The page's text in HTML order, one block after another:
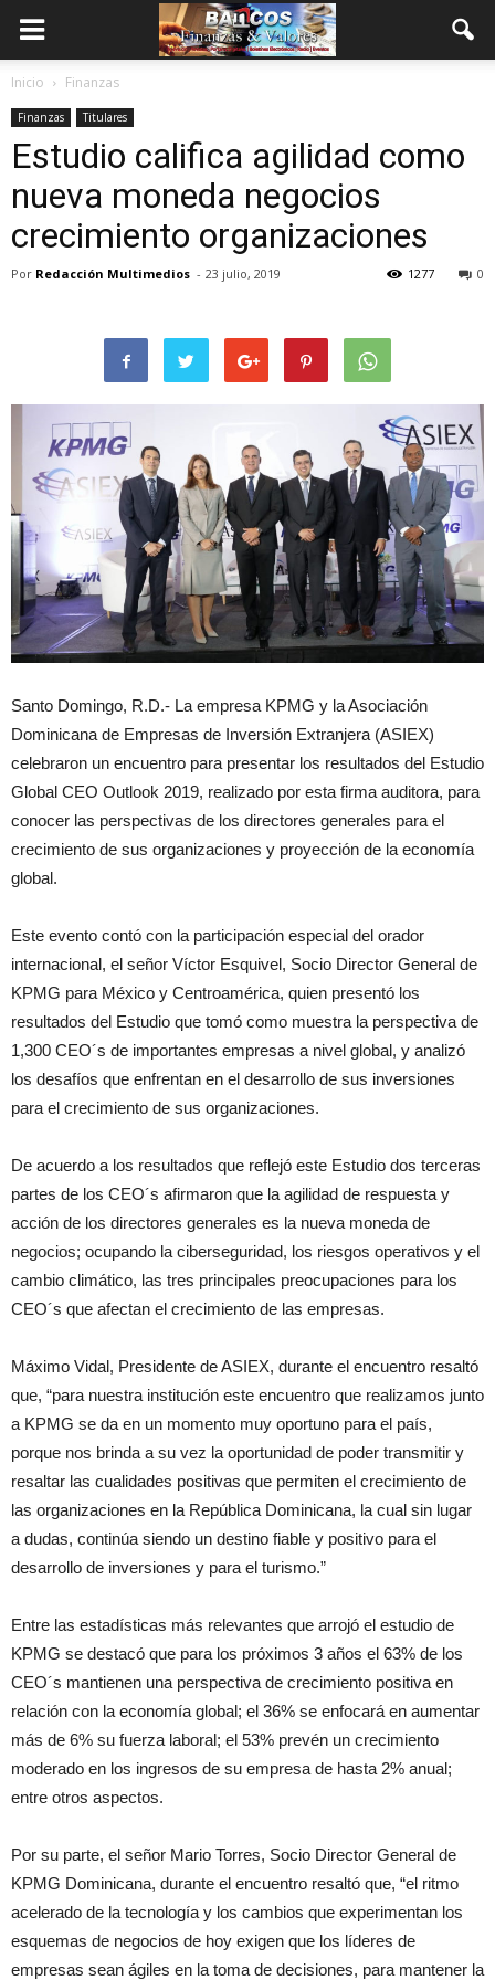
Inicio Finanzas
Finanzas Titulares
Estudio califica agilidad como
nueva moneda negocios
crecimiento organizaciones
Por Redacción Multimedios - 23 julio, 2019 0
1277
Santo Domingo, R.D.- La empresa KPMG y la Asociación
Dominicana de Empresas de Inversión Extranjera (ASIEX)
celebraron un encuentro para presentar los resultados del Estudio
Global CEO Outlook 2019, realizado por esta firma auditora, para
conocer las perspectivas de los directores generales para el
crecimiento de sus organizaciones y proyección de la economía
global.
Este evento contó con la participación especial del orador
internacional, el señor Víctor Esquivel, Socio Director General de
KPMG para México y Centroamérica, quien presentó los
resultados del Estudio que tomó como muestra la perspectiva de
1,300 CEO´s de importantes empresas a nivel global, y analizó
los desafíos que enfrentan en el desarrollo de sus inversiones
para el crecimiento de sus organizaciones.
De acuerdo a los resultados que reflejó este Estudio dos terceras
partes de los CEO´s afirmaron que la agilidad de respuesta y
acción de los directores generales es la nueva moneda de
negocios; ocupando la ciberseguridad, los riesgos operativos y el
cambio climático, las tres principales preocupaciones para los
CEO´s que afectan el crecimiento de las empresas.
Máximo Vidal, Presidente de ASIEX, durante el encuentro resaltó
que, “para nuestra institución este encuentro que realizamos junto
a KPMG se da en un momento muy oportuno para el país,
porque nos brinda a su vez la oportunidad de poder transmitir y
resaltar las cualidades positivas que permiten el crecimiento de
las organizaciones en la República Dominicana, la cual sin lugar
a dudas, continúa siendo un destino fiable y positivo para el
desarrollo de inversiones y para el turismo.”
Entre las estadísticas más relevantes que arrojó el estudio de
KPMG se destacó que para los próximos 3 años el 63% de los
CEO´s mantienen una perspectiva de crecimiento positiva en
relación con la economía global; el 36% se enfocará en aumentar
más de 6% su fuerza laboral; el 53% prevén un crecimiento
moderado en los ingresos de su empresa de hasta 2% anual;
entre otros aspectos.
Por su parte, el señor Mario Torres, Socio Director General de
KPMG Dominicana, durante el encuentro resaltó que, “el ritmo
acelerado de la tecnología y los cambios que experimentan los
esquemas de negocios de hoy exigen que los líderes de
empresas sean ágiles en la toma de decisiones, para mantener la